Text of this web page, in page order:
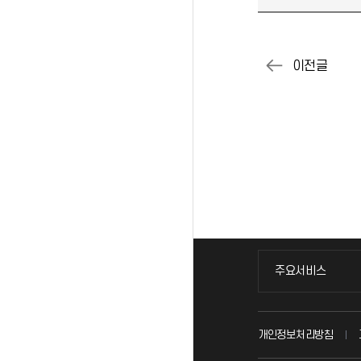
주요서비스
주요서비스
교무회의방송
개인정보처리방침